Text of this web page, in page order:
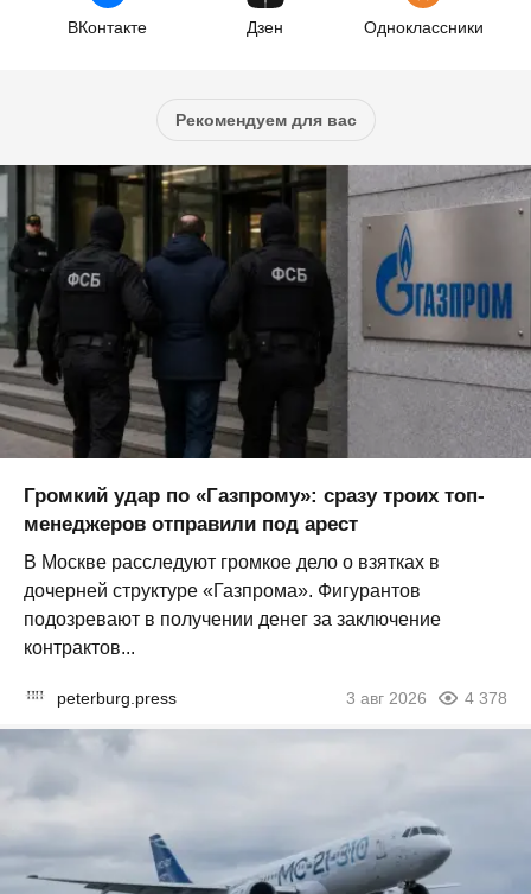
ВКонтакте Дзен Одноклассники
Рекомендуем для вас
Громкий удар по «Газпрому»: сразу троих топ-
менеджеров отправили под арест
В Москве расследуют громкое дело о взятках в
дочерней структуре «Газпрома». Фигурантов
подозревают в получении денег за заключение
контрактов...
peterburg.press 3 авг 2026 4 378